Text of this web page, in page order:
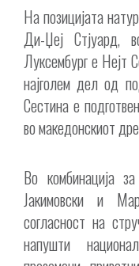
На позицијата
Ди-Џеј Стјуард,
Луксембург е Нејт
најголем дел од
Сестина е
во македонскиот
Во комбинација
Јакимовски и
согласност на
напушти